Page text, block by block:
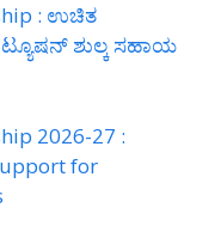
: ಉಚಿತ
ಶುಲ್ಕ ಸಹಾಯ
2026-27 :
for